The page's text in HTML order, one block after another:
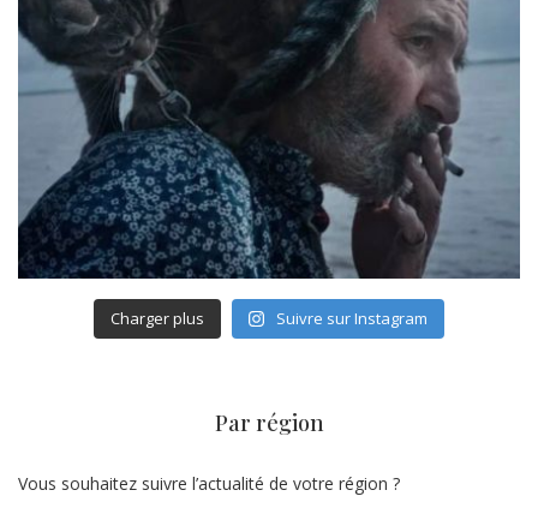
Charger plus Suivre sur Instagram
Par région
Vous souhaitez suivre l’actualité de votre région ?